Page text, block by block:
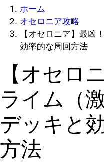
ホーム
オセロニア攻略
【オセロニア】最凶
効率的な周回方法
【オセロ
ライム（
デッキと
方法